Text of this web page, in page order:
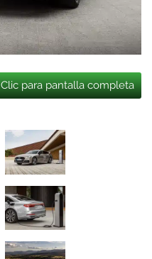
Clic para pantalla completa